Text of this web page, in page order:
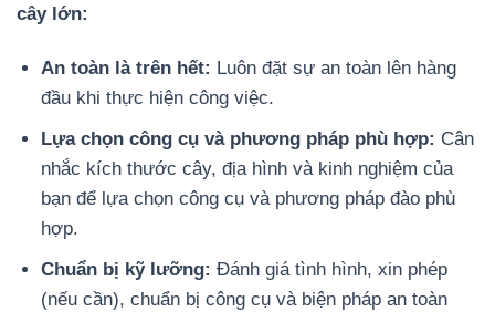
cây lớn:
An toàn là trên hết: Luôn đặt sự an toàn lên hàng
đầu khi thực hiện công việc.
Lựa chọn công cụ và phương pháp phù hợp: Cân
nhắc kích thước cây, địa hình và kinh nghiệm của
bạn để lựa chọn công cụ và phương pháp đào phù
hợp.
Chuẩn bị kỹ lưỡng: Đánh giá tình hình, xin phép
(nếu cần), chuẩn bị công cụ và biện pháp an toàn